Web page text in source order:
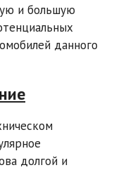
и большую
данного
долгой и